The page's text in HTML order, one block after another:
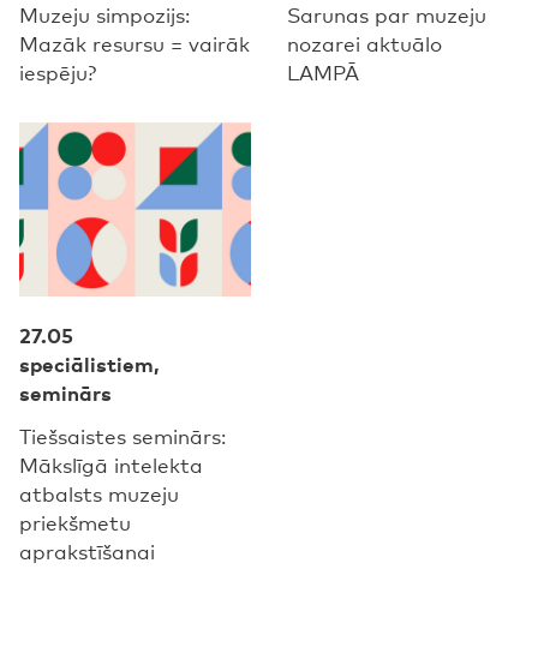
Muzeju simpozijs:
Mazāk resursu = vairāk
iespēju?
Sarunas par muzeju
nozarei aktuālo
LAMPĀ
27.05
speciālistiem,
seminārs
Tiešsaistes seminārs:
Mākslīgā intelekta
atbalsts muzeju
priekšmetu
aprakstīšanai